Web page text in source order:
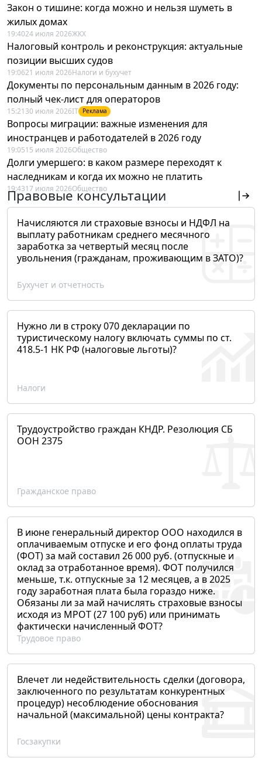
Закон о тишине: когда можно и нельзя шуметь в
жилых домах
19:4024 июля 2026ЖКХ
Налоговый контроль и реконструкция: актуальные
позиции высших судов
19:0621 июля 2026Налоги и бухучет
Документы по персональным данным в 2026 году:
полный чек-лист для операторов
15:21 30 июля 2026IT Реклама
Вопросы миграции: важные изменения для
иностранцев и работодателей в 2026 году
19:0515 июля 2026Общество
Долги умершего: в каком размере переходят к
наследникам и когда их можно не платить
19:4317 июля 2026Общество
Правовые консультации
Начисляются ли страховые взносы и НДФЛ на
выплату работникам среднего месячного
заработка за четвертый месяц после
увольнения (гражданам, проживающим в ЗАТО)?
Бухучет и отчетность
Нужно ли в строку 070 декларации по
туристическому налогу включать суммы по ст.
418.5-1 НК РФ (налоговые льготы)?
Налоги
Трудоустройство граждан КНДР. Резолюция СБ
ООН 2375
Гражданское право
В июне генеральный директор ООО находился в
оплачиваемым отпуске и его фонд оплаты труда
(ФОТ) за май составил 26 000 руб. (отпускные и
оклад за отработанное время). ФОТ получился
меньше, т.к. отпускные за 12 месяцев, а в 2025
году заработная плата была гораздо ниже.
Обязаны ли за май начислять страховые взносы
исходя из МРОТ (27 100 руб) или принимать
фактически начисленный ФОТ?
Трудовое право
Влечет ли недействительность сделки (договора,
заключенного по результатам конкурентных
процедур) несоблюдение обоснования
начальной (максимальной) цены контракта?
Госзакупки